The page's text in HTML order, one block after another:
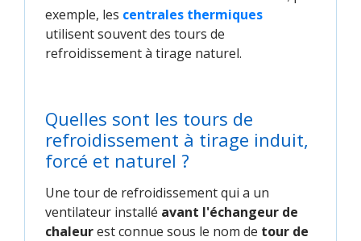
exemple, les centrales thermiques
utilisent souvent des tours de
refroidissement à tirage naturel.
Quelles sont les tours de
refroidissement à tirage induit,
forcé et naturel ?
Une tour de refroidissement qui a un
ventilateur installé avant l'échangeur de
chaleurest connue sous le nom de tour de